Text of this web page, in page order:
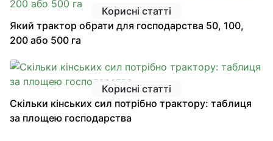
Корисні статті
Який трактор обрати для господарства 50, 100,
200 або 500 га
Корисні статті
Скільки кінських сил потрібно трактору: таблиця
за площею господарства